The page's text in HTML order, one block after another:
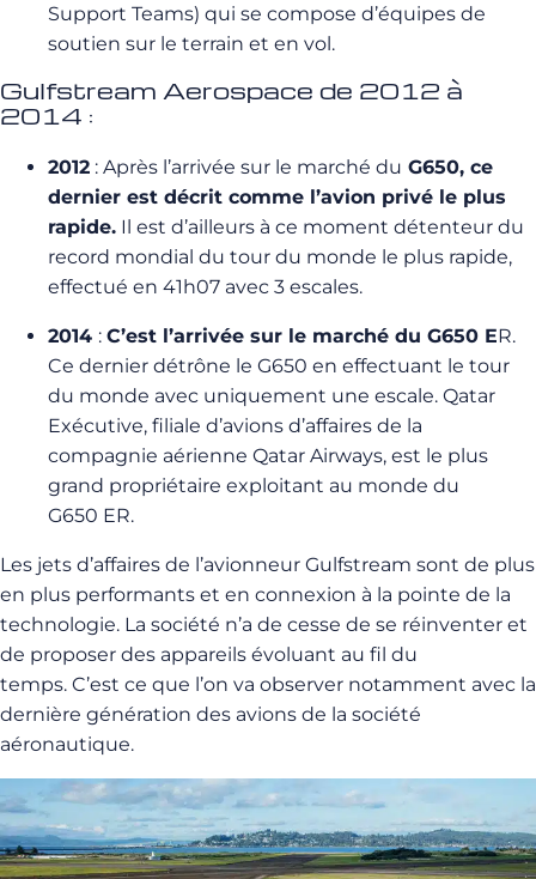
Support Teams) qui se compose d’équipes de
soutien sur le terrain et en vol.
Gulfstream Aerospace de 2012 à
2014 :
2012 : Après l’arrivée sur le marché du G650, ce
dernier est décrit comme l’avion privé le plus
rapide. Il est d’ailleurs à ce moment détenteur du
record mondial du tour du monde le plus rapide,
effectué en 41h07 avec 3 escales.
2014 : C’est l’arrivée sur le marché du G650 ER.
Ce dernier détrône le G650 en effectuant le tour
du monde avec uniquement une escale. Qatar
Exécutive, filiale d’avions d’affaires de la
compagnie aérienne Qatar Airways, est le plus
grand propriétaire exploitant au monde du
G650 ER.
Les jets d’affaires de l’avionneur Gulfstream sont de plus
en plus performants et en connexion à la pointe de la
technologie. La société n’a de cesse de se réinventer et
de proposer des appareils évoluant au fil du
temps. C’est ce que l’on va observer notamment avec la
dernière génération des avions de la société
aéronautique.